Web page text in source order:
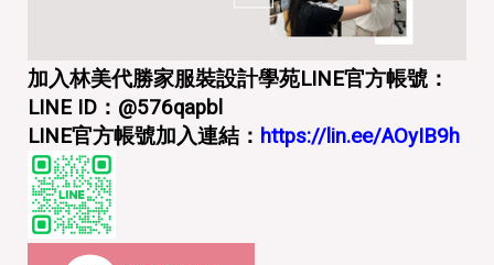
加入林美代勝家服裝設計學苑LINE官方帳號：
LINE ID：@576qapbl
LINE官方帳號加入連結： https://lin.ee/AOyIB9h